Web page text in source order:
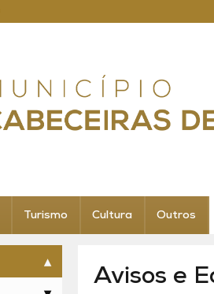
Turismo Cultura Outros
Avisos e